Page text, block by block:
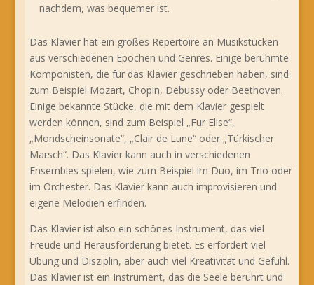
nachdem, was bequemer ist.
Das Klavier hat ein großes Repertoire an Musikstücken
aus verschiedenen Epochen und Genres. Einige berühmte
Komponisten, die für das Klavier geschrieben haben, sind
zum Beispiel Mozart, Chopin, Debussy oder Beethoven.
Einige bekannte Stücke, die mit dem Klavier gespielt
werden können, sind zum Beispiel „Für Elise“,
„Mondscheinsonate“, „Clair de Lune“ oder „Türkischer
Marsch“. Das Klavier kann auch in verschiedenen
Ensembles spielen, wie zum Beispiel im Duo, im Trio oder
im Orchester. Das Klavier kann auch improvisieren und
eigene Melodien erfinden.
Das Klavier ist also ein schönes Instrument, das viel
Freude und Herausforderung bietet. Es erfordert viel
Übung und Disziplin, aber auch viel Kreativität und Gefühl.
Das Klavier ist ein Instrument, das die Seele berührt und